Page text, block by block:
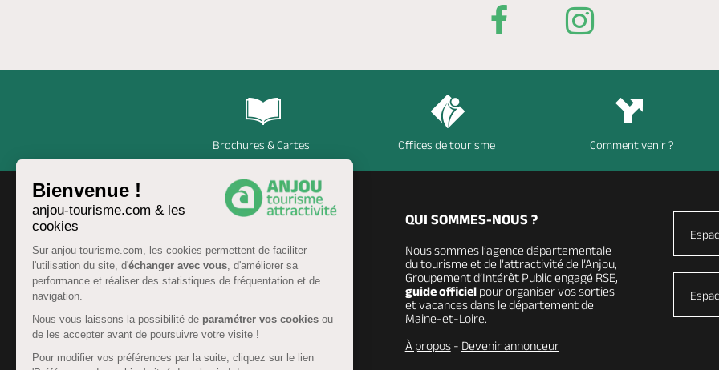
Bienvenue !
anjou-tourisme.com & les
cookies
Sur anjou-tourisme.com, les cookies permettent de faciliter
l'utilisation du site, d'échanger avec vous, d'améliorer sa
performance et réaliser des statistiques de fréquentation et de
navigation.
Nous vous laissons la possibilité de paramétrer vos cookies ou
de les accepter avant de poursuivre votre visite !
Pour modifier vos préférences par la suite, cliquez sur le lien
Brochures & Cartes Offices de tourisme Comment venir ?
QUI SOMMES-NOUS ?
Nous sommes l’agence départementale
du tourisme et de l’attractivité de l’Anjou,
Groupement d’Intérêt Public engagé RSE,
guide officielpour organiser vos sorties
et vacances dans le département de
Maine-et-Loire.
À propos- Devenir annonceur